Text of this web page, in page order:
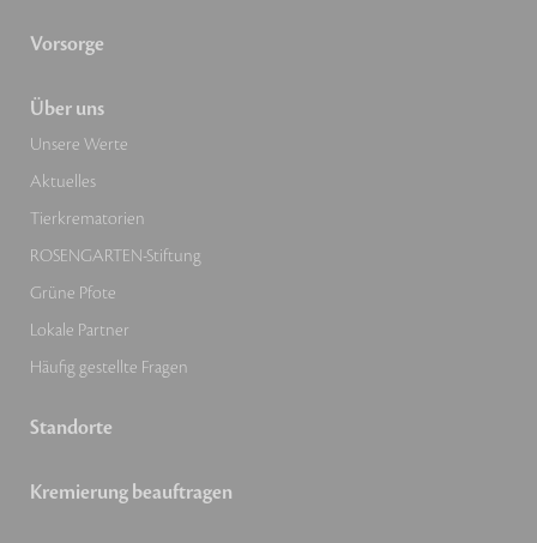
Vorsorge
Über uns
Unsere Werte
Aktuelles
Tierkrematorien
ROSENGARTEN-Stiftung
Grüne Pfote
Lokale Partner
Häufig gestellte Fragen
Standorte
Kremierung beauftragen